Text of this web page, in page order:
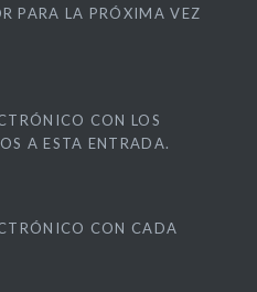
PARA LA PRÓXIMA VEZ
CON LOS
A ESTA ENTRADA.
CON CADA